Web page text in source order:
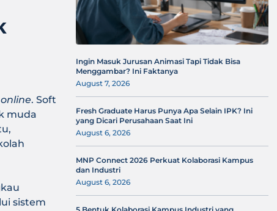
online. Soft
muda
sistem
Ingin Masuk Jurusan Animasi Tapi Tidak Bisa
Menggambar? Ini Faktanya
August 7, 2026
Fresh Graduate Harus Punya Apa Selain IPK? Ini
yang Dicari Perusahaan Saat Ini
August 6, 2026
MNP Connect 2026 Perkuat Kolaborasi Kampus
dan Industri
August 6, 2026